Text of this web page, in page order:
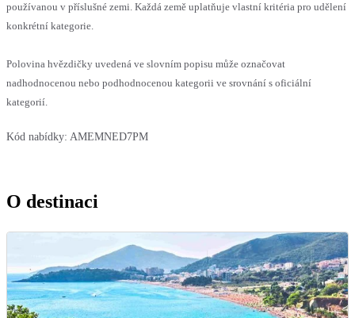
používanou v příslušné zemi. Každá země uplatňuje vlastní kritéria pro udělení
konkrétní kategorie.
Polovina hvězdičky uvedená ve slovním popisu může označovat
nadhodnocenou nebo podhodnocenou kategorii ve srovnání s oficiální
kategorií.
Kód nabídky: AMEMNED7PM
O destinaci